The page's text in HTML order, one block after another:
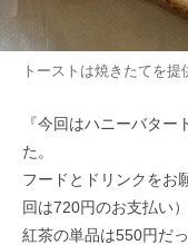
トーストは焼きたてを
『今回はハニーバタ
た。
フードとドリンクをお
回は720円のお支払い）
紅茶の単品は550円だ